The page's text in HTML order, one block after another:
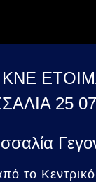
25
το Κεντρικό